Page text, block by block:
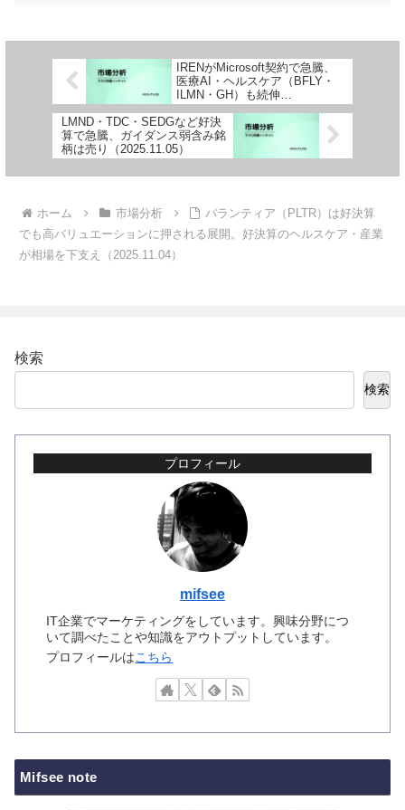
IRENがMicrosoft契約で急騰、
医療AI・ヘルスケア（BFLY・
ILMN・GH）も続伸
（2025.11.03）
LMND・TDC・SEDGなど好決
算で急騰、ガイダンス弱含み銘
柄は売り（2025.11.05）
ホーム 市場分析
パランティア（PLTR）は好決算
でも高バリュエーションに押される展開。好決算のヘルスケア・産業
が相場を下支え（2025.11.04）
検索
検索
プロフィール
mifsee
IT企業でマーケティングをしています。興味分野につ
いて調べたことや知識をアウトプットしています。
プロフィールはこちら
Mifsee note